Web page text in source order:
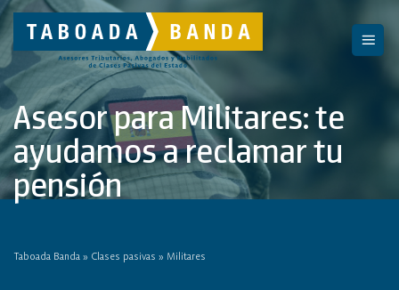
Saltar
al
contenido
Asesor para Militares: te
ayudamos a reclamar tu
pensión
Taboada Banda » Clases pasivas » Militares